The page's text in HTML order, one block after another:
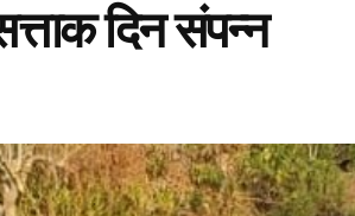
दिन संपन्न